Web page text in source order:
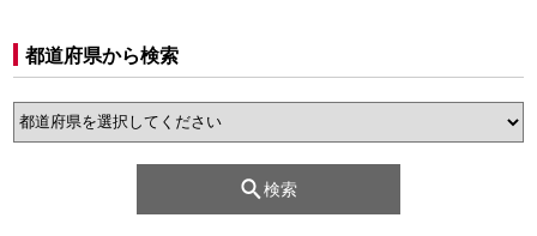
都道府県から検索
検索